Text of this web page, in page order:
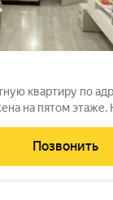
квартиру по
на пятом этаже.
сделан хороший
Позвонить